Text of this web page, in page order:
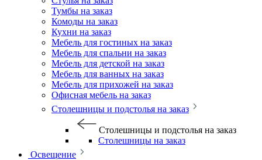
Тумбы на заказ
Комоды на заказ
Кухни на заказ
Мебель для гостиных на заказ
Мебель для спальни на заказ
Мебель для детской на заказ
Мебель для ванных на заказ
Мебель для прихожей на заказ
Офисная мебель на заказ
Столешницы и подстолья на заказ
Столешницы и подстолья на заказ
Столешницы на заказ
Освещение